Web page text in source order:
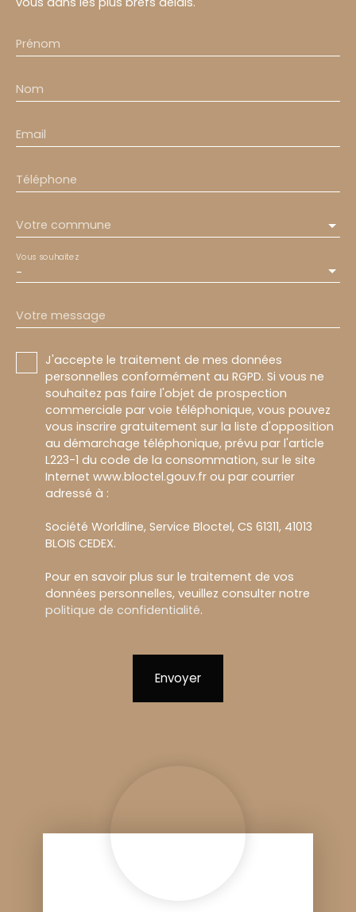
Prénom
Nom
Email
Téléphone
Votre commune
-
Vous souhaitez
Votre message
J'accepte le traitement de mes données
personnelles conformément au RGPD. Si vous ne
souhaitez pas faire l'objet de prospection
commerciale par voie téléphonique, vous pouvez
vous inscrire gratuitement sur la liste d'opposition
au démarchage téléphonique, prévu par l'article
L223-1 du code de la consommation, sur le site
Internet www.bloctel.gouv.fr ou par courrier
adressé à :
Société Worldline, Service Bloctel, CS 61311, 41013
BLOIS CEDEX.
Pour en savoir plus sur le traitement de vos
données personnelles, veuillez consulter notre
politique de confidentialité.
Envoyer